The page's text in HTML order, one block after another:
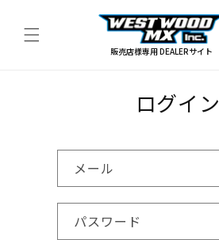
進む
販売店様専用 DEALERサイト
ログイン
メール
パスワード